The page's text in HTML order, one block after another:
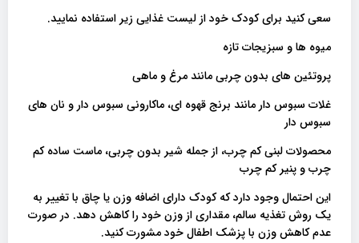
سعی کنید برای کودک خود از لیست غذایی زیر استفاده نمایید.
میوه ها و سبزیجات تازه
پروتئین های بدون چربی مانند مرغ و ماهی
غلات سبوس دار مانند برنج قهوه ای، ماکارونی سبوس دار و نان های
سبوس دار
محصولات لبنی کم چرب، از جمله شیر بدون چربی، ماست ساده کم
چرب و پنیر کم چرب
این احتمال وجود دارد که کودک دارای اضافه وزن یا چاق با تغییر به
یک روش تغذیه سالم، مقداری از وزن خود را کاهش دهد. در صورت
عدم کاهش وزن با پزشک اطفال خود مشورت کنید.